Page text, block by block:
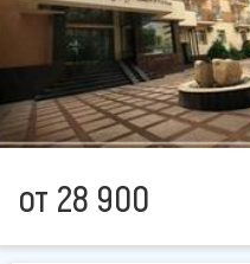
от 28 900